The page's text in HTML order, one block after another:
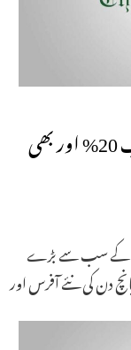
بگ بازار کے سب سے سستے 5 دن ۔ اب 20% اور بھی
کے سب سے بڑے
دن کی نئے آفرس اور